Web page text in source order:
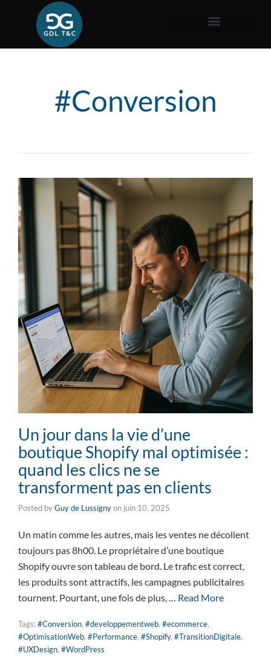
#Conversion
Un jour dans la vie d’une
boutique Shopify mal optimisée :
quand les clics ne se
transforment pas en clients
Posted byGuy de Lussignyon juin 10, 2025
Un matin comme les autres, mais les ventes ne décollent
toujours pas 8h00. Le propriétaire d’une boutique
Shopify ouvre son tableau de bord. Le trafic est correct,
les produits sont attractifs, les campagnes publicitaires
tournent. Pourtant, une fois de plus, … Read More
Tags:#Conversion, #developpementweb, #ecommerce,
#OptimisationWeb, #Performance, #Shopify, #TransitionDigitale,
#UXDesign, #WordPress